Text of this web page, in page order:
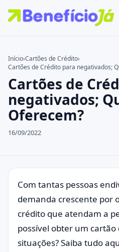
Cartões de Crédito
Benefícios
Atualidades Econômicas
Legal
Buscar no site
Buscar por:
Pressione Enter para buscar
Início›Cartões de Crédito›
Cartões de Crédito para negativados;
Cartões de
negativados;
Oferecem?
16/09/2022
Com tantas pessoas
demanda crescente por
crédito que atendam a
possível obter um cartão
situações? Saiba tudo